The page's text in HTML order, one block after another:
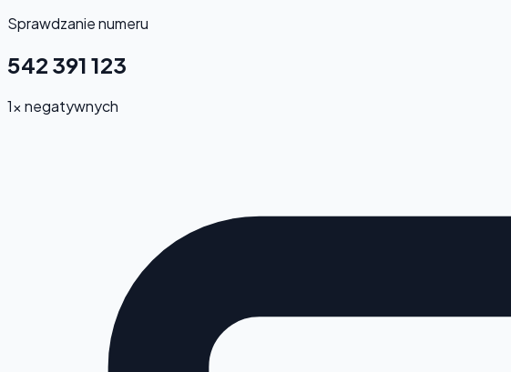
Sprawdzanie numeru
542 391 123
1x negatywnych